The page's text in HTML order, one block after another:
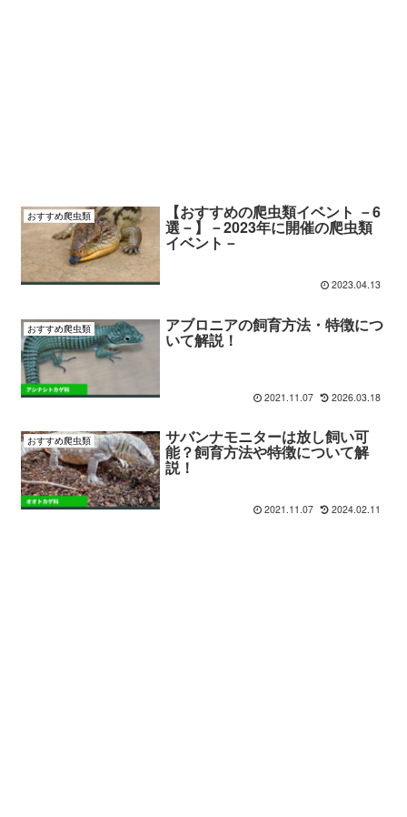
おすすめ爬虫類 【おすすめの爬虫類イベント －6
選－】－2023年に開催の爬虫類
イベント－
2023.04.13
おすすめ爬虫類 アブロニアの飼育方法・特徴につ
いて解説！
2021.11.07 2026.03.18
おすすめ爬虫類 サバンナモニターは放し飼い可
能？飼育方法や特徴について解
説！
2021.11.07 2024.02.11